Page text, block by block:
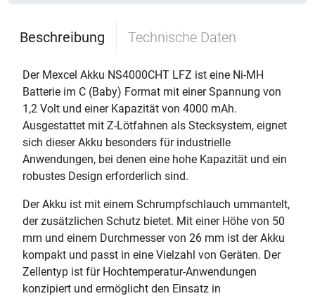
Beschreibung Technische Daten
Der Mexcel Akku NS4000CHT LFZ ist eine Ni-MH
Batterie im C (Baby) Format mit einer Spannung von
1,2 Volt und einer Kapazität von 4000 mAh.
Ausgestattet mit Z-Lötfahnen als Stecksystem, eignet
sich dieser Akku besonders für industrielle
Anwendungen, bei denen eine hohe Kapazität und ein
robustes Design erforderlich sind.
Der Akku ist mit einem Schrumpfschlauch ummantelt,
der zusätzlichen Schutz bietet. Mit einer Höhe von 50
mm und einem Durchmesser von 26 mm ist der Akku
kompakt und passt in eine Vielzahl von Geräten. Der
Zellentyp ist für Hochtemperatur-Anwendungen
konzipiert und ermöglicht den Einsatz in